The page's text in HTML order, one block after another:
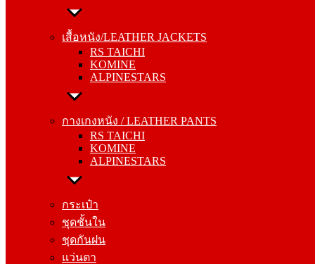
เสื้อหนัง/LEATHER JACKETS
RS TAICHI
KOMINE
ALPINESTARS
กางเกงหนัง / LEATHER PANTS
RS TAICHI
KOMINE
ALPINESTARS
กระเป๋า
ชุดชั้นใน
ชุดกันฝน
แว่นตา
เสื้อหนัง/LEATHER JACKETS
KOMINE
ALPINESTARS
กางเกงหนัง / LEATHER PANTS
KOMINE
ALPINESTARS
กระเป๋า
ชุดชั้นใน
ชุดกันฝน
แว่นตา
โม่ง